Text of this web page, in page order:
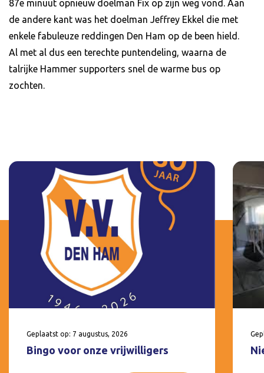
87e minuut opnieuw doelman Fix op zijn weg vond. Aan
de andere kant was het doelman Jeffrey Ekkel die met
enkele fabuleuze reddingen Den Ham op de been hield.
Al met al dus een terechte puntendeling, waarna de
talrijke Hammer supporters snel de warme bus op
zochten.
Geplaatst op: 7 augustus, 2026
Bingo voor onze vrijwilligers